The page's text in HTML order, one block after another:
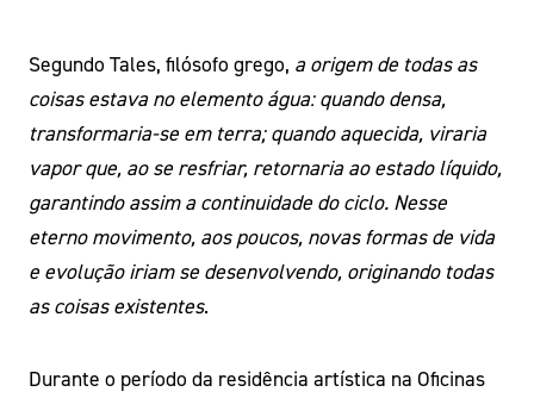
Segundo Tales, filósofo grego, a origem de todas as
coisas estava no elemento água: quando densa,
transformaria-se em terra; quando aquecida, viraria
vapor que, ao se resfriar, retornaria ao estado líquido,
garantindo assim a continuidade do ciclo. Nesse
eterno movimento, aos poucos, novas formas de vida
e evolução iriam se desenvolvendo, originando todas
as coisas existentes.
Durante o período da residência artística na Oficinas